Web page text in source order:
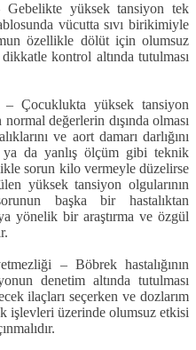
yüksek tansiyon tek
vücutta sıvı birikimiyle
özellikle dölüt için olum­suz
kontrol altında tutulması
Ço­cuklukta yüksek tansiyon
değer­lerin dışında olması
ve aort damarı darlığını
ya da yanlış ölçüm gibi teknik
sorun kilo vermeyle düzelirse
yüksek tansiyon olgularının
başka bir hastalıktan
yö­nelik bir araştırma ve özgül
– Böbrek hastalığının
dene­tim altında tutulması
ilaçları seçerken ve dozlarım
işlevleri üzerinde olumsuz etkisi